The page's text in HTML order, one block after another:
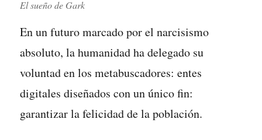
El sueño de Gark
En un futuro marcado por el narcisismo
absoluto, la humanidad ha delegado su
voluntad en los metabuscadores: entes
digitales diseñados con un único fin:
garantizar la felicidad de la población.